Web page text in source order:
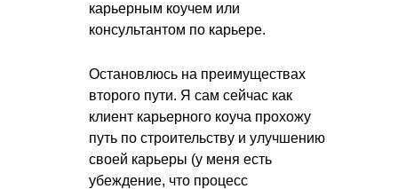
карьерным коучем или
консультантом по карьере.
Остановлюсь на преимуществах
второго пути. Я сам сейчас как
клиент карьерного коуча прохожу
путь по строительству и улучшению
своей карьеры (у меня есть
убеждение, что процесс